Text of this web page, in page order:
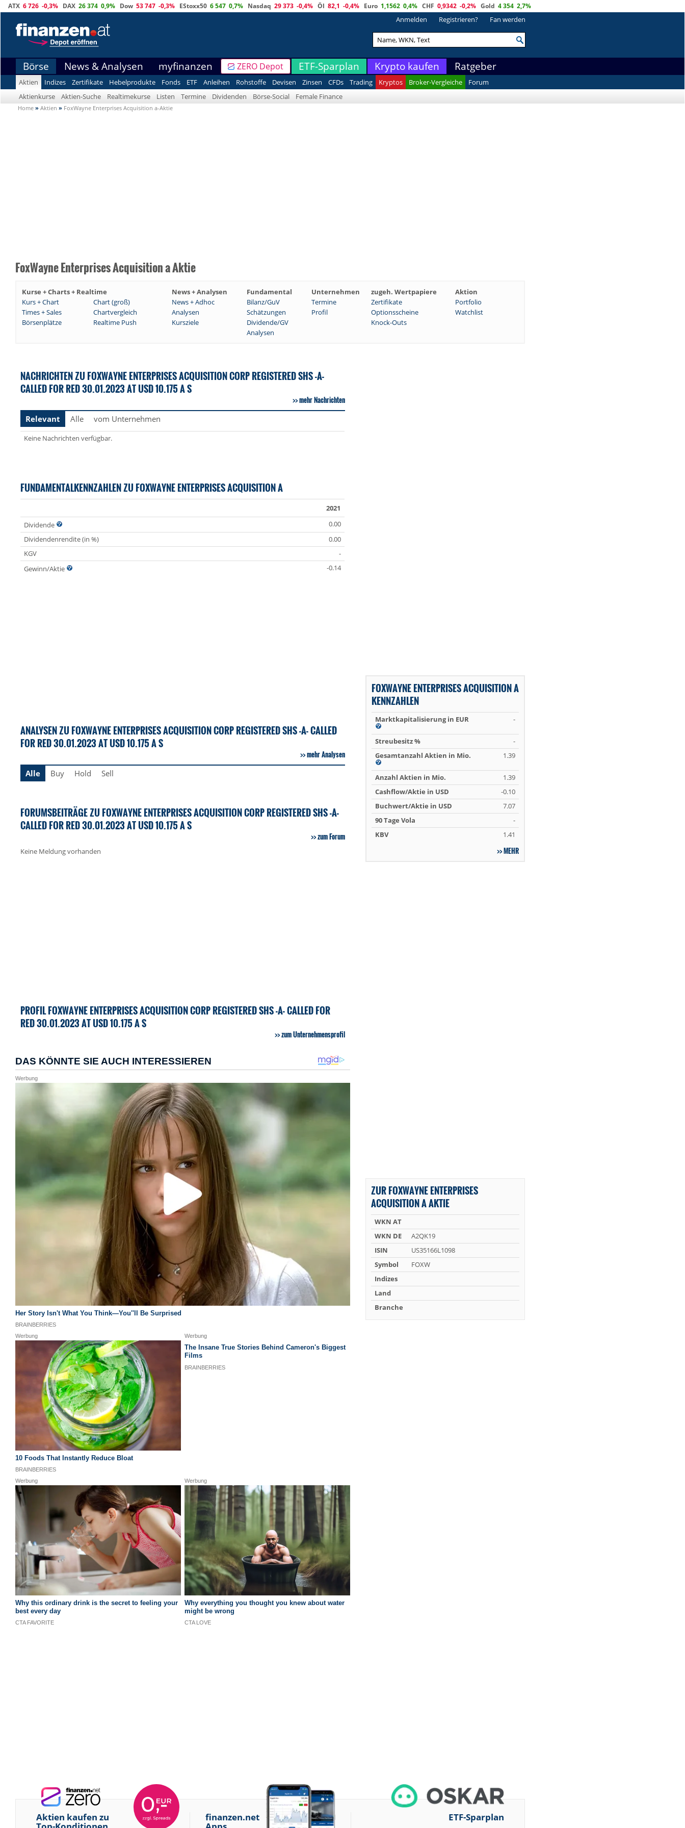
ATX 6 726 -0,3% DAX 26 374 0,9% Dow 53 747 -0,3% EStoxx50 6 547 0,7% Nasdaq 29 373 -0,4% Öl 82,1 -0,4% Euro 1,1562 0,4% CHF 0,9342 -0,2% Gold 4 354 2,7%
Anmelden Registrieren? Fan werden
Börse News & Analysen myfinanzen ZERO Depot ETF-Sparplan Krypto kaufen Ratgeber
Aktien Indizes Zertifikate Hebelprodukte Fonds ETF Anleihen Rohstoffe Devisen Zinsen CFDs Trading Kryptos Broker-Vergleiche
Forum
Aktienkurse
Aktien-Suche Realtimekurse Listen Termine Dividenden Börse-Social Female Finance
Home » Aktien » FoxWayne Enterprises Acquisition a-Aktie
FoxWayne Enterprises Acquisition a Aktie
Kurse + Charts + Realtime News + Analysen Fundamental Unternehmen zugeh. Wertpapiere
Aktion
Kurs + Chart
Chart (groß) News + Adhoc Bilanz/GuV Termine Zertifikate
Portfolio
Times + Sales
Chartvergleich Analysen Schätzungen Profil Optionsscheine
Watchlist
Börsenplätze
Realtime Push Kursziele Dividende/GV
Knock-Outs
Analysen
NACHRICHTEN ZU FOXWAYNE ENTERPRISES ACQUISITION CORP REGISTERED SHS -A-
CALLED FOR RED 30.01.2023 AT USD 10.175 A S
mehr Nachrichten
Relevant
Alle vom Unternehmen
Keine Nachrichten verfügbar.
FUNDAMENTALKENNZAHLEN ZU FOXWAYNE ENTERPRISES ACQUISITION A
2021
Dividende
0.00
Dividendenrendite (in %)
0.00
KGV
-
Gewinn/Aktie
-0.14
ANALYSEN ZU FOXWAYNE ENTERPRISES ACQUISITION CORP REGISTERED SHS -A- CALLED
FOR RED 30.01.2023 AT USD 10.175 A S
mehr Analysen
Alle
Buy Hold Sell
FORUMSBEITRÄGE ZU FOXWAYNE ENTERPRISES ACQUISITION CORP REGISTERED SHS -A-
CALLED FOR RED 30.01.2023 AT USD 10.175 A S
zum Forum
Keine Meldung vorhanden
PROFIL FOXWAYNE ENTERPRISES ACQUISITION CORP REGISTERED SHS -A- CALLED FOR
RED 30.01.2023 AT USD 10.175 A S
zum Unternehmensprofil
FOXWAYNE ENTERPRISES ACQUISITION A
KENNZAHLEN
Marktkapitalisierung in EUR -
Streubesitz %
-
Gesamtanzahl Aktien in Mio.
1.39
Anzahl Aktien in Mio.
1.39
Cashflow/Aktie in USD
-0.10
Buchwert/Aktie in USD
7.07
90 Tage Vola
-
KBV
1.41
MEHR
ZUR FOXWAYNE ENTERPRISES
ACQUISITION A AKTIE
WKN AT
WKN DE
A2QK19
ISIN
US35166L1098
Symbol
FOXW
Indizes
Land
Branche
Aktien kaufen zu finanzen.net ETF-Sparplan